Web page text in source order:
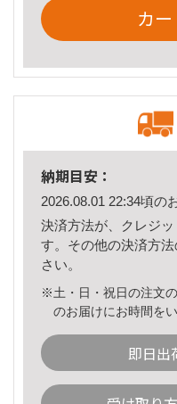
カ
納期目安：
2026.08.01 22:34頃の
決済方法が、クレジ
す。その他の決済方
さい。
※土・日・祝日の注文
のお届けにお時間を
即日出